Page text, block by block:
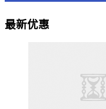
最新优惠